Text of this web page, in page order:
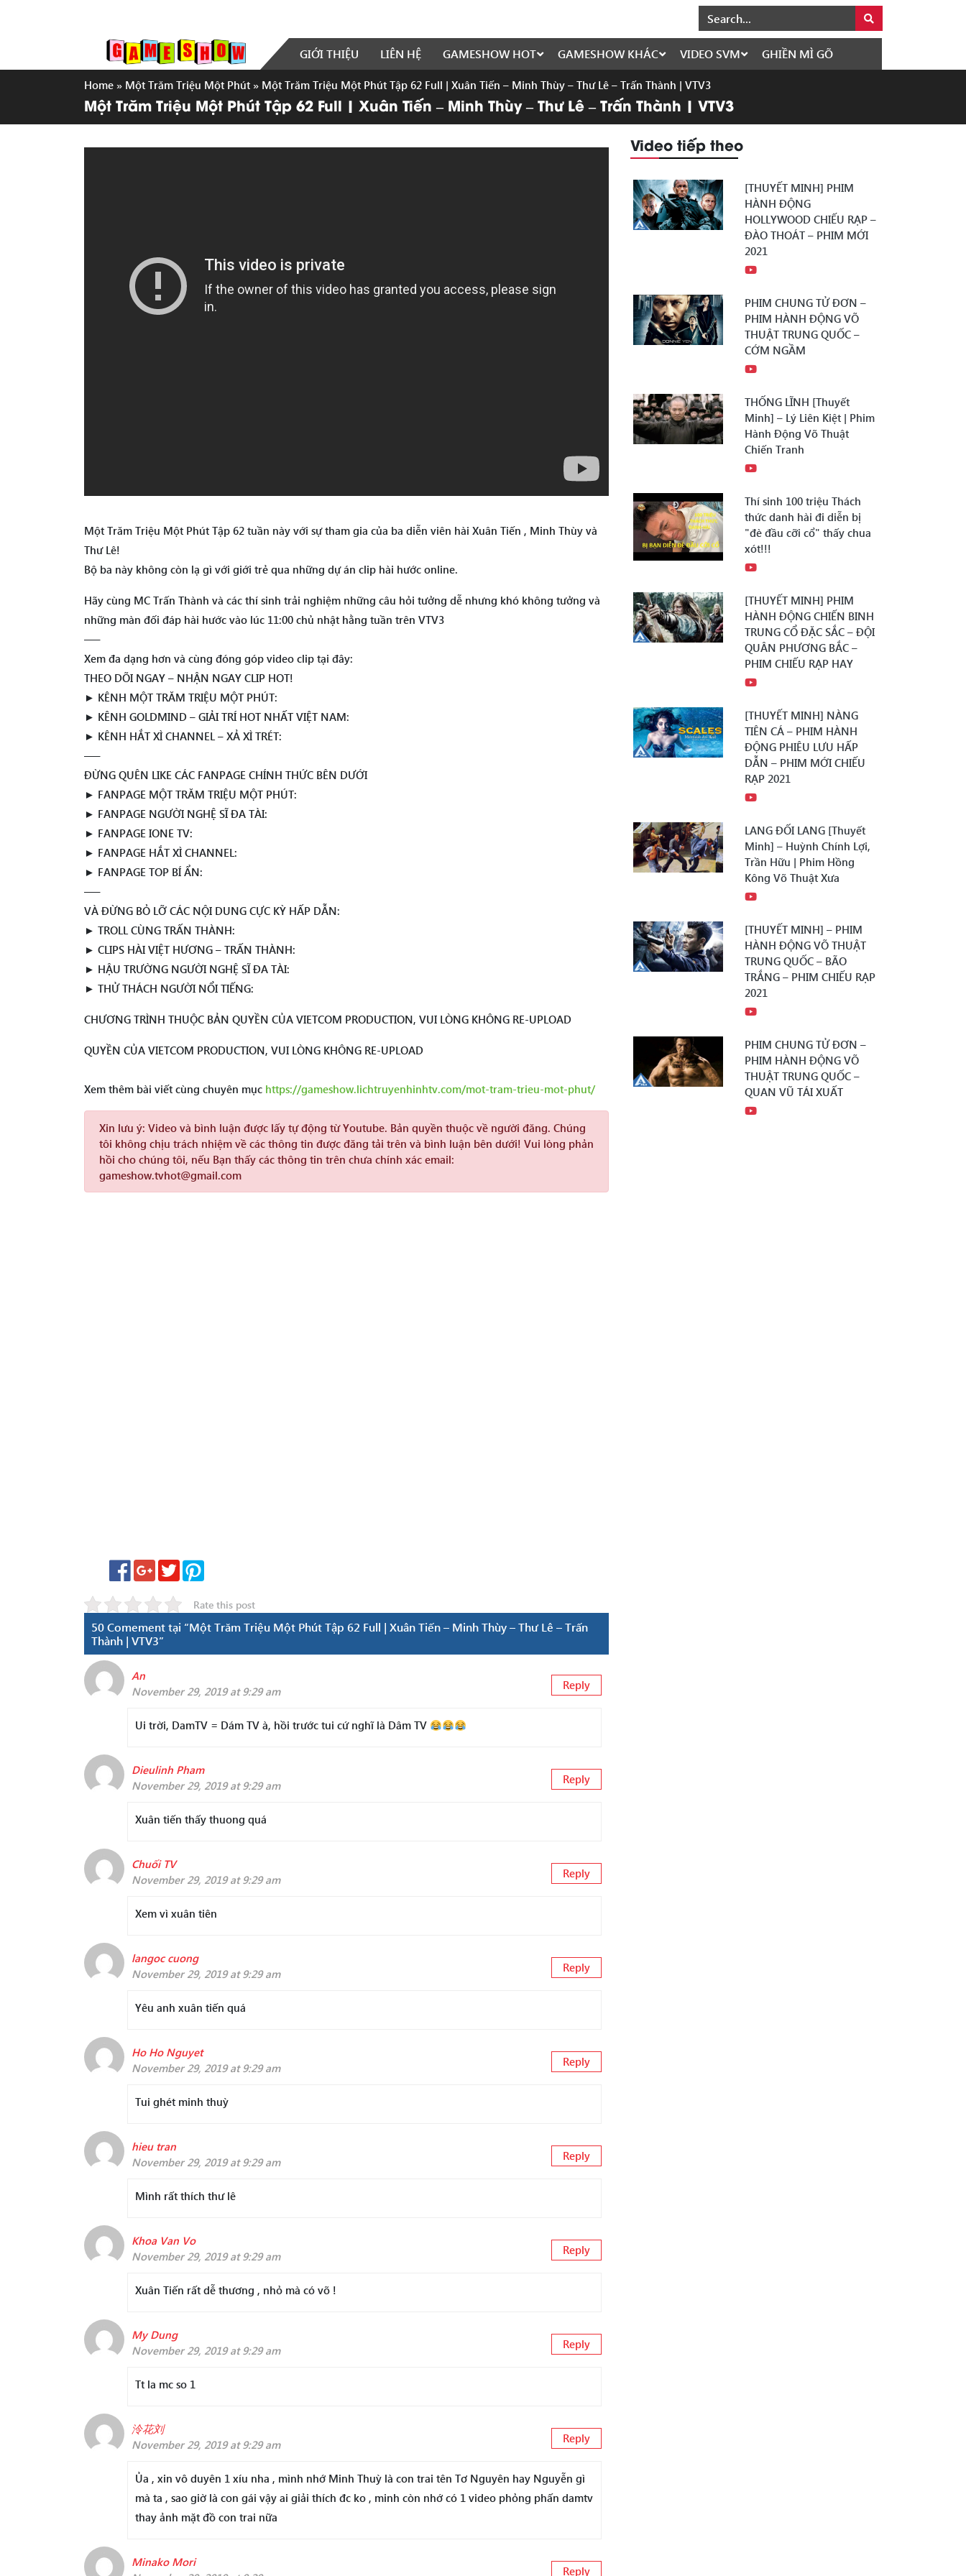
GIỚI THIỆU LIÊN HỆ GAMESHOW HOT GAMESHOW KHÁC VIDEO SVM GHIỀN MÌ GÕ
Home » Một Trăm Triệu Một Phút » Một Trăm Triệu Một Phút Tập 62 Full | Xuân Tiến – Minh Thùy – Thư Lê – Trấn Thành | VTV3
Một Trăm Triệu Một Phút Tập 62 Full | Xuân Tiến – Minh Thùy – Thư Lê – Trấn Thành | VTV3
Một Trăm Triệu Một Phút Tập 62 tuần này với sự tham gia của ba diễn viên hài Xuân Tiến , Minh Thùy và
Thư Lê!
Bộ ba này không còn lạ gì với giới trẻ qua những dự án clip hài hước online.
Hãy cùng MC Trấn Thành và các thí sinh trải nghiệm những câu hỏi tưởng dễ nhưng khó không tưởng và
những màn đối đáp hài hước vào lúc 11:00 chủ nhật hằng tuần trên VTV3
—–
Xem đa dạng hơn và cùng đóng góp video clip tại đây:
THEO DÕI NGAY – NHẬN NGAY CLIP HOT!
► KÊNH MỘT TRĂM TRIỆU MỘT PHÚT:
► KÊNH GOLDMIND – GIẢI TRÍ HOT NHẤT VIỆT NAM:
► KÊNH HẮT XÌ CHANNEL – XẢ XÌ TRÉT:
—–
ĐỪNG QUÊN LIKE CÁC FANPAGE CHÍNH THỨC BÊN DƯỚI
► FANPAGE MỘT TRĂM TRIỆU MỘT PHÚT:
► FANPAGE NGƯỜI NGHỆ SĨ ĐA TÀI:
► FANPAGE IONE TV:
► FANPAGE HẮT XÌ CHANNEL:
► FANPAGE TOP BÍ ẨN:
—–
VÀ ĐỪNG BỎ LỠ CÁC NỘI DUNG CỰC KỲ HẤP DẪN:
► TROLL CÙNG TRẤN THÀNH:
► CLIPS HÀI VIỆT HƯƠNG – TRẤN THÀNH:
► HẬU TRƯỜNG NGƯỜI NGHỆ SĨ ĐA TÀI:
► THỬ THÁCH NGƯỜI NỔI TIẾNG:
CHƯƠNG TRÌNH THUỘC BẢN QUYỀN CỦA VIETCOM PRODUCTION, VUI LÒNG KHÔNG RE-UPLOAD
QUYỀN CỦA VIETCOM PRODUCTION, VUI LÒNG KHÔNG RE-UPLOAD
Xem thêm bài viết cùng chuyên mục https://gameshow.lichtruyenhinhtv.com/mot-tram-trieu-mot-phut/
Xin lưu ý: Video và bình luận được lấy tự động từ Youtube. Bản quyền thuộc về người đăng. Chúng
tôi không chịu trách nhiệm về các thông tin được đăng tải trên và bình luận bên dưới! Vui lòng phản
hồi cho chúng tôi, nếu Bạn thấy các thông tin trên chưa chính xác email:
gameshow.tvhot@gmail.com
Rate this post
50 Comement tại “Một Trăm Triệu Một Phút Tập 62 Full | Xuân Tiến – Minh Thùy – Thư Lê – Trấn
Thành | VTV3”
An
November 29, 2019 at 9:29 am
Reply
Ui trời, DamTV = Dám TV à, hồi trước tui cứ nghĩ là Dâm TV
Dieulinh Pham
November 29, 2019 at 9:29 am
Reply
Xuân tiến thấy thuong quá
Chuối TV
November 29, 2019 at 9:29 am
Reply
Xem vì xuân tiên
langoc cuong
November 29, 2019 at 9:29 am
Reply
Yêu anh xuân tiến quá
Ho Ho Nguyet
November 29, 2019 at 9:29 am
Reply
Tui ghét minh thuỳ
hieu tran
November 29, 2019 at 9:29 am
Reply
Mình rất thích thư lê
Khoa Van Vo
November 29, 2019 at 9:29 am
Reply
Xuân Tiến rất dễ thương , nhỏ mà có võ !
My Dung
November 29, 2019 at 9:29 am
Reply
Tt la mc so 1
泠花刘
November 29, 2019 at 9:29 am
Reply
Ủa , xin vô duyên 1 xíu nha , mình nhớ Minh Thuỳ là con trai tên Tơ Nguyên hay Nguyễn gì
mà ta , sao giờ là con gái vậy ai giải thích đc ko , minh còn nhớ có 1 video phỏng phấn damtv
thay ảnh mặt đồ con trai nữa
Minako Mori
Reply
Video tiếp theo
[THUYẾT MINH] PHIM
HÀNH ĐỘNG
HOLLYWOOD CHIẾU RẠP –
ĐÀO THOÁT – PHIM MỚI
2021
PHIM CHUNG TỬ ĐƠN –
PHIM HÀNH ĐỘNG VÕ
THUẬT TRUNG QUỐC –
CỚM NGẦM
THỐNG LĨNH [Thuyết
Minh] – Lý Liên Kiệt | Phim
Hành Động Võ Thuật
Chiến Tranh
Thí sinh 100 triệu Thách
thức danh hài đi diễn bị
"đè đầu cỡi cổ" thấy chua
xót!!!
[THUYẾT MINH] PHIM
HÀNH ĐỘNG CHIẾN BINH
TRUNG CỔ ĐẶC SẮC – ĐỘI
QUÂN PHƯƠNG BẮC –
PHIM CHIẾU RẠP HAY
[THUYẾT MINH] NÀNG
TIÊN CÁ – PHIM HÀNH
ĐỘNG PHIÊU LƯU HẤP
DẪN – PHIM MỚI CHIẾU
RẠP 2021
LANG ĐỐI LANG [Thuyết
Minh] – Huỳnh Chính Lợi,
Trần Hữu | Phim Hồng
Kông Võ Thuật Xưa
[THUYẾT MINH] – PHIM
HÀNH ĐỘNG VÕ THUẬT
TRUNG QUỐC – BÃO
TRẮNG – PHIM CHIẾU RẠP
2021
PHIM CHUNG TỬ ĐƠN –
PHIM HÀNH ĐỘNG VÕ
THUẬT TRUNG QUỐC –
QUAN VŨ TÁI XUẤT